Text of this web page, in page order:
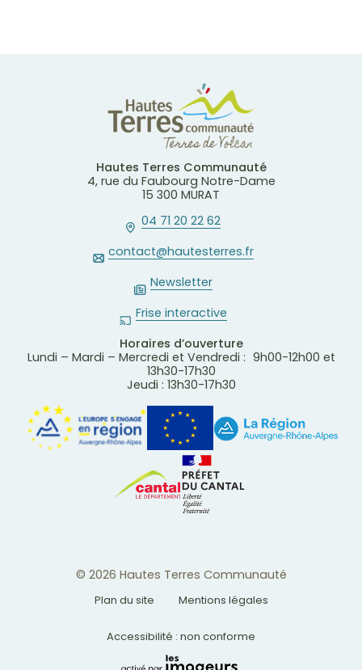
Hautes Terres Communauté
4, rue du Faubourg Notre-Dame
15 300 MURAT
04 71 20 22 62
contact@hautesterres.fr
Newsletter
Frise interactive
Horaires d’ouverture
Lundi – Mardi – Mercredi et Vendredi : 9h00-12h00 et
13h30-17h30
Jeudi : 13h30-17h30
© 2026 Hautes Terres Communauté
Plan du site Mentions légales
Accessibilité : non conforme